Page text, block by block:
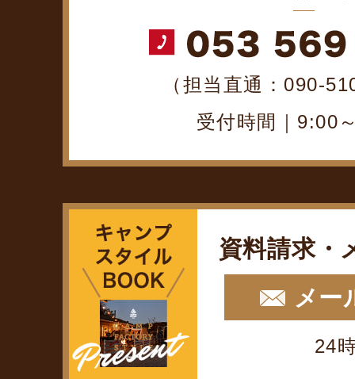
（担当直通：090-
受付時間｜9:00
資料請求・
メー
24